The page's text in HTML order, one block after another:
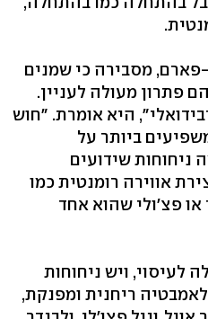
פארם, מסבירה כי שמנים
פתרון מעולה לעניין.
היא אומרת. "חוש
ביותר על
ניחוחות שידועים
אווירה רומנטית כמו
פצ'ולי שהוא אחד
לעיסוי, ויש ניחוחות
ריחנית ומפנקת,